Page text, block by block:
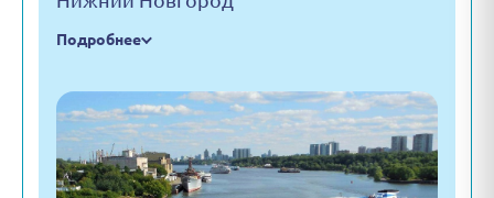
Подробнее